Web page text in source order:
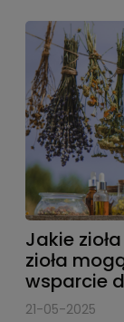
Jakie
zioła
wsparcie
21-05-2025